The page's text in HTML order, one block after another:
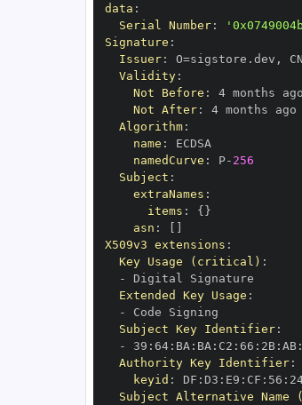
data :
Serial Number:
Signature :
Issuer: O=sigstore.dev ,
Validity:
Not Before : 4 months
Not After: 4 months ago
Algorithm:
name :
namedCurve : P- 256
Subject :
extraNames :
items : { }
asn :
X509v3 extensions :
Key Usage (critical) :
-
Extended Key Usage :
-
Subject Key Identifier:
-
39 : 64: BA : BA : C2 : 66 : 2B: AB:
Authority Key Identifier:
keyid : DF : D3 : E9 : CF : 56 :
Subject Alternative